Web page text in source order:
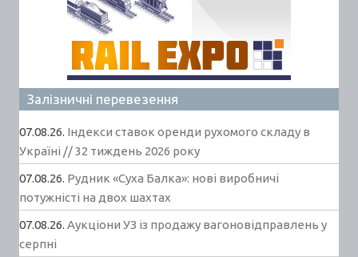
Залізничні перевезення
07.08.26. Індекси ставок оренди рухомого складу в
Україні // 32 тиждень 2026 року
07.08.26. Рудник «Суха Балка»: нові виробничі
потужністі на двох шахтах
07.08.26. Аукціони УЗ із продажу вагоновідправлень у
серпні